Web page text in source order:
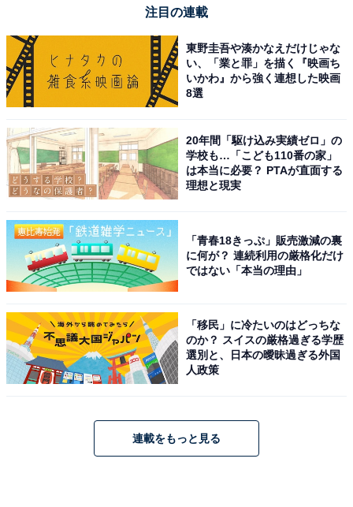
注目の連載
東野圭吾や湊かなえだけじゃな
い、「業と罪」を描く『映画ち
いかわ』から強く連想した映画
8選
20年間「駆け込み実績ゼロ」の
学校も…「こども110番の家」
は本当に必要？ PTAが直面する
理想と現実
「青春18きっぷ」販売激減の裏
に何が？ 連続利用の厳格化だけ
ではない「本当の理由」
「移民」に冷たいのはどっちな
のか？ スイスの厳格過ぎる学歴
選別と、日本の曖昧過ぎる外国
人政策
連載をもっと見る